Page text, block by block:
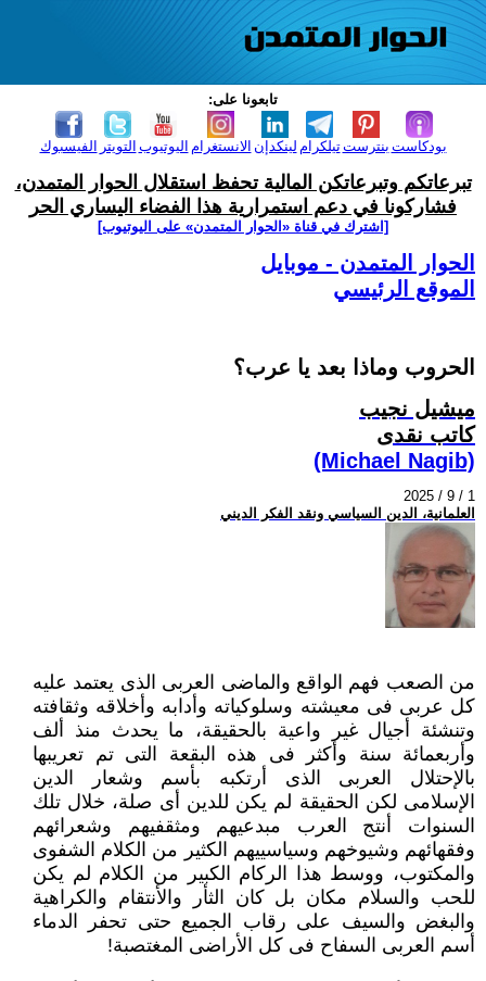
تابعونا على:
الفيسبوك التويتر اليوتيوب الانستغرام لينكدإن تيلكرامبنترست بودكاست
تبرعاتكم وتبرعاتكن المالية تحفظ استقلال الحوار المتمدن،
فشاركونا في دعم استمرارية هذا الفضاء اليساري الحر
[اشترك في قناة ‫«الحوار المتمدن» على اليوتيوب]
الحوار المتمدن - موبايل
الموقع الرئيسي
الحروب وماذا بعد يا عرب؟
ميشيل نجيب
كاتب نقدى
(Michael Nagib)
2025 / 9 / 1
العلمانية، الدين السياسي ونقد الفكر الديني
من الصعب فهم الواقع والماضى العربى الذى يعتمد عليه
كل عربى فى معيشته وسلوكياته وأدابه وأخلاقه وثقافته
وتنشئة أجيال ‏غير واعية بالحقيقة، ما يحدث منذ ألف
وأربعمائة سنة وأكثر فى هذه البقعة التى تم تعريبها
بالإحتلال العربى الذى أرتكبه بأسم ‏وشعار الدين
الإسلامى لكن الحقيقة لم يكن للدين أى صلة، خلال تلك
السنوات أنتج العرب مبدعيهم ومثقفيهم وشعرائهم
وفقهائهم ‏وشيوخهم وسياسييهم الكثير من الكلام الشفوى
والمكتوب، ووسط هذا الركام الكبير من الكلام لم يكن
للحب والسلام مكان بل كان ‏الثأر والأنتقام والكراهية
والبغض والسيف على رقاب الجميع حتى تحفر الدماء
أسم العربى السفاح فى كل الأراضى المغتصبة!‏